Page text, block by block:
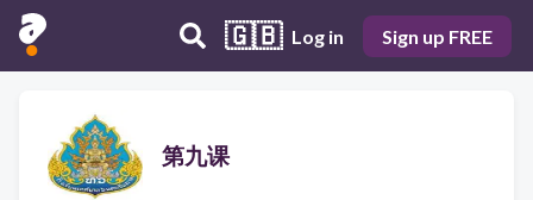
🇬🇧 Log in Sign up FREE
第九课